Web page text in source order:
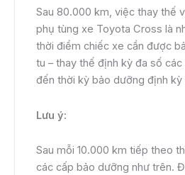
Sau 80.000 km, việc thay thế
phụ tùng xe Toyota Cross là
thời điểm chiếc xe cần được
tu – thay thế định kỳ đa số
đến thời kỳ bảo dưỡng định
Lưu ý:
Sau mỗi 10.000 km tiếp theo
các cấp bảo dưỡng như trên.